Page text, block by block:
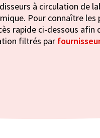
à circulation de
Pour connaître les
rapide ci-dessous
filtrés par